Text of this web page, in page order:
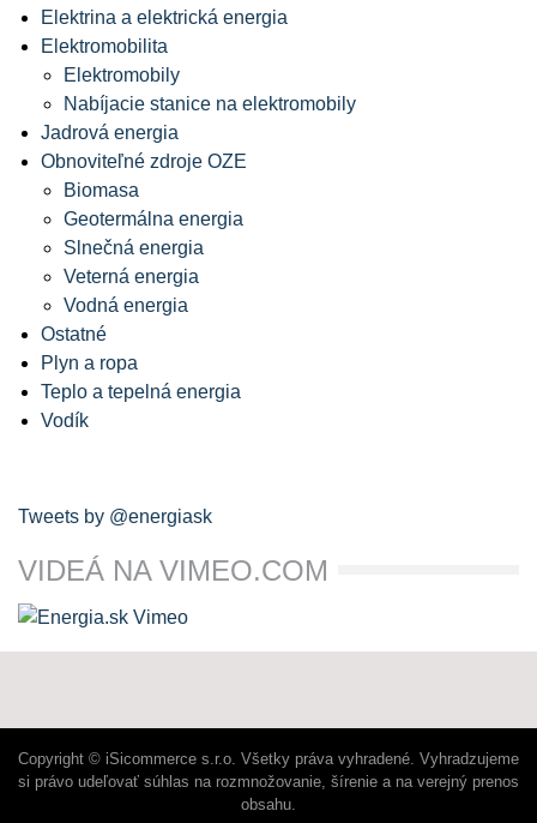
Elektrina a elektrická energia
Elektromobilita
Elektromobily
Nabíjacie stanice na elektromobily
Jadrová energia
Obnoviteľné zdroje OZE
Biomasa
Geotermálna energia
Slnečná energia
Veterná energia
Vodná energia
Ostatné
Plyn a ropa
Teplo a tepelná energia
Vodík
Tweets by @energiask
VIDEÁ NA VIMEO.COM
Copyright © iSicommerce s.r.o. Všetky práva vyhradené. Vyhradzujeme
si právo udeľovať súhlas na rozmnožovanie, šírenie a na verejný prenos
obsahu.